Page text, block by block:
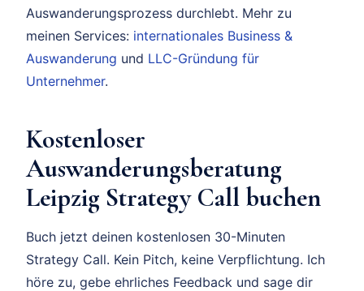
Auswanderungsprozess durchlebt. Mehr zu
meinen Services: internationales Business &
Auswanderung und LLC-Gründung für
Unternehmer.
Kostenloser
Auswanderungsberatung
Leipzig Strategy Call buchen
Buch jetzt deinen kostenlosen 30-Minuten
Strategy Call. Kein Pitch, keine Verpflichtung. Ich
höre zu, gebe ehrliches Feedback und sage dir